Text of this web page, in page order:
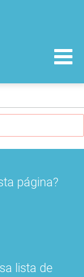
página?
lista de